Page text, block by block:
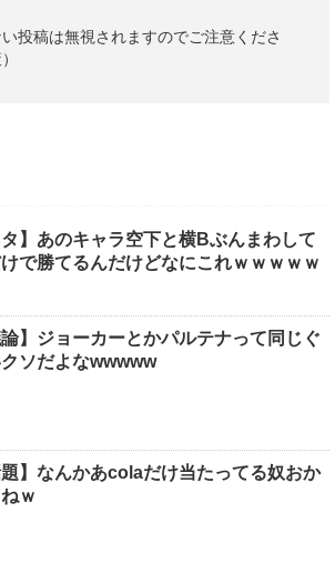
投稿は無視されますのでご注意くださ
タ】あのキャラ空下と横Bぶんまわして
で勝てるんだけどなにこれｗｗｗｗｗ
論】ジョーカーとかパルテナって同じぐ
ソだよなwwwww
題】なんかあcolaだけ当たってる奴おか
ｗ